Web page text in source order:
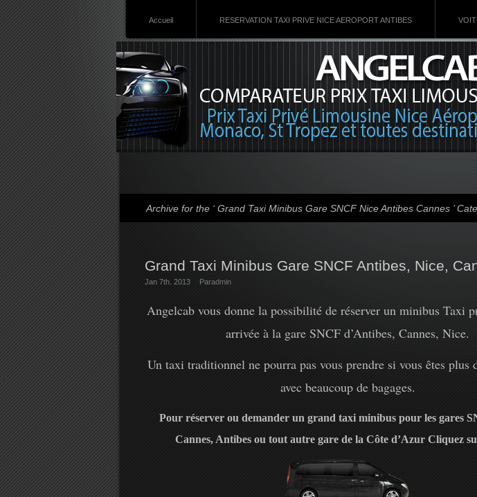
Accueil RESERVATION TAXI PRIVE NICE AEROPORT ANTIBES
Archive for the ‘ Grand Taxi Minibus Gare SNCF Nice Antibes Cannes ’
Grand Taxi Minibus Gare SNCF Antibes, Nice,
Jan 7th. 2013 Paradmin
Angelcab vous donne la possibilité de réserver un minibus Taxi
arrivée à la gare SNCF d’Antibes, Cannes, Nice.
Un taxi traditionnel ne pourra pas vous prendre si vous êtes plus
avec beaucoup de bagages.
Pour réserver ou demander un grand taxi minibus pour les gares
Cannes, Antibes ou tout autre gare de la Côte d’Azur Cliquez